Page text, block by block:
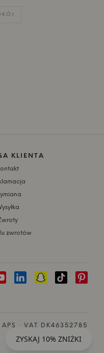
KLIENTA
zwrotów
· VAT DK46352785
ZYSKAJ 10% ZNIŻKI